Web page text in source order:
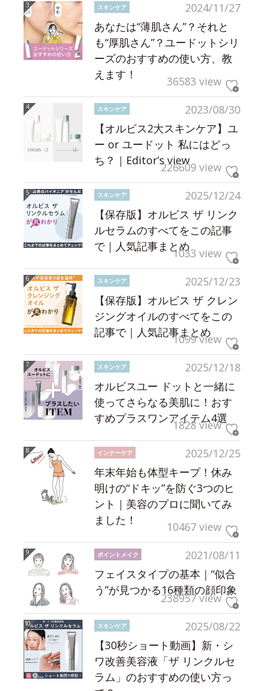
2024/11/27
スキンケア
あなたは“薄肌さん”？それと
も“厚肌さん”？ユードットシリ
ーズのおすすめの使い方、教
えます！
36583 view
2023/08/30
スキンケア
【オルビス2大スキンケア】ユ
ー or ユードット 私にはどっ
ち？｜Editor’s view226609 view
2025/12/24
スキンケア
【保存版】オルビス ザ リンク
ルセラムのすべてをこの記事
で｜人気記事まとめ1033 view
2025/12/23
スキンケア
【保存版】オルビス ザ クレン
ジングオイルのすべてをこの
記事で｜人気記事まとめ
1099 view
2025/12/18
スキンケア
オルビスユー ドットと一緒に
使ってさらなる美肌に！おす
すめプラスワンアイテム4選
1828 view
2025/12/25
インナーケア
年末年始も体型キープ！休み
明けの“ドキッ”を防ぐ3つのヒ
ント｜美容のプロに聞いてみ
ました！
10467 view
2021/08/11
ポイントメイク
フェイスタイプの基本｜“似合
う”が見つかる16種類の顔印象
238957 view
2025/08/22
スキンケア
【30秒ショート動画】新・シ
ワ改善美容液「ザ リンクルセ
ラム」のおすすめの使い方っ